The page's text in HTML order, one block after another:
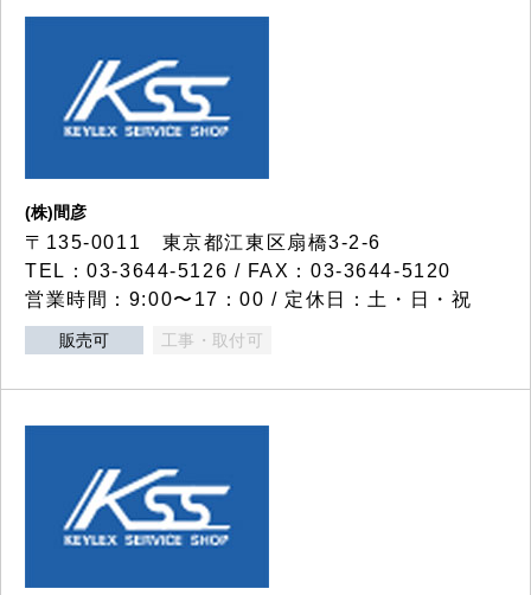
(株)間彦
〒135-0011 東京都江東区扇橋3-2-6
TEL：03-3644-5126 / FAX：03-3644-5120
営業時間：9:00〜17：00 / 定休日：土・日・祝
販売可 工事・取付可